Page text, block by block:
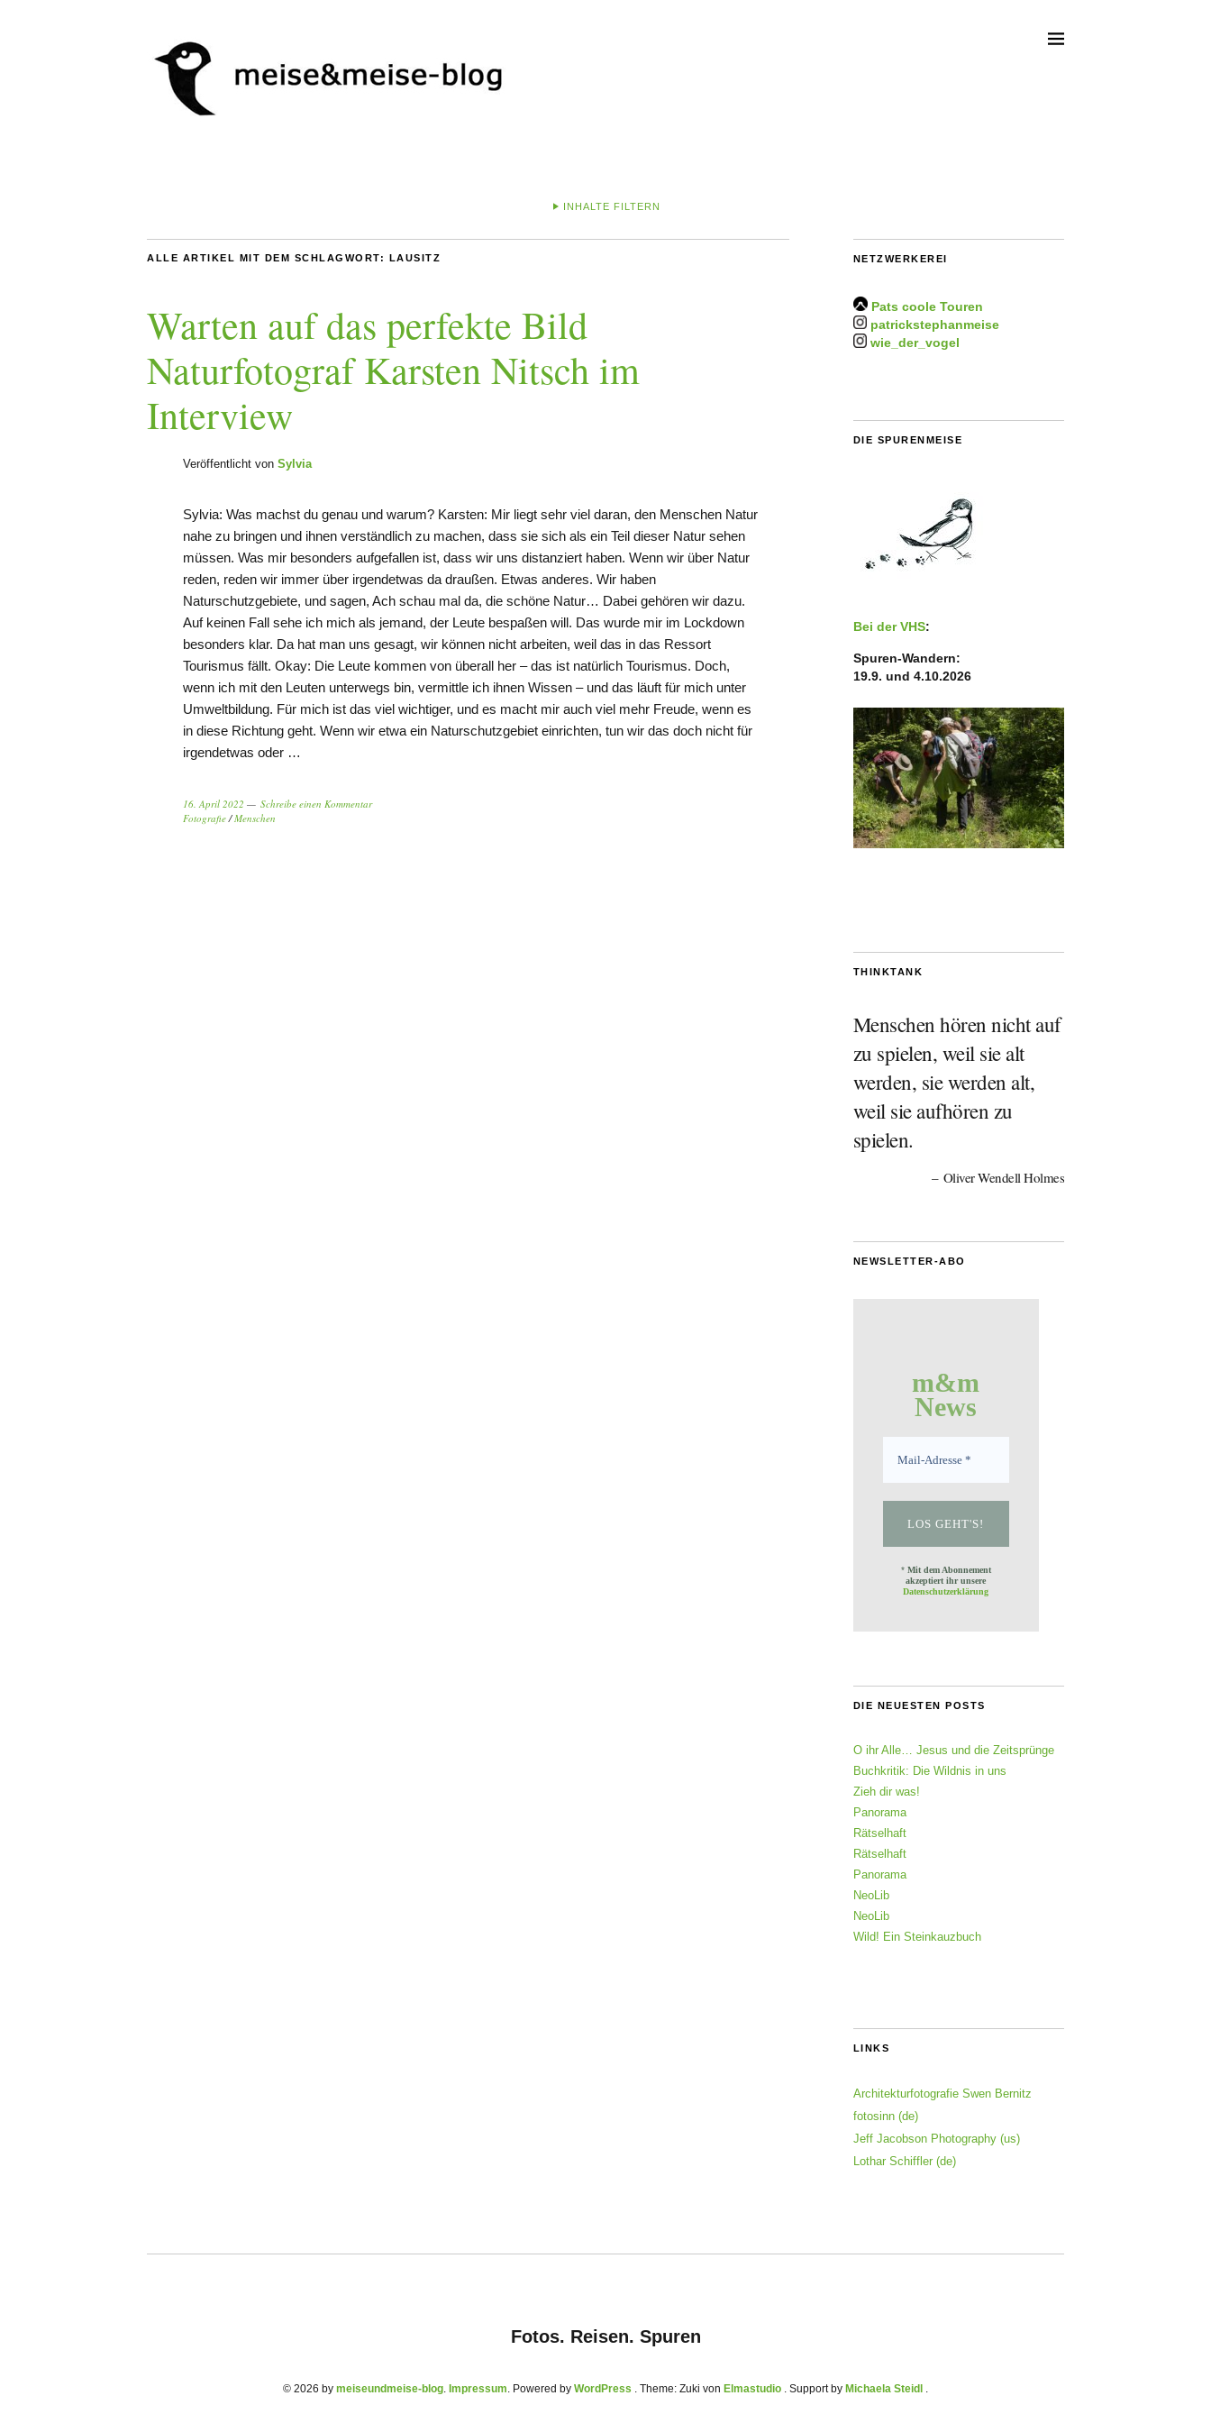
INHALTE FILTERN
ALLE ARTIKEL MIT DEM SCHLAGWORT: LAUSITZ
Warten auf das perfekte Bild
Naturfotograf Karsten Nitsch im
Interview
Veröffentlicht von Sylvia
Sylvia: Was machst du genau und warum? Karsten: Mir liegt sehr viel daran, den Menschen Natur
nahe zu bringen und ihnen verständlich zu machen, dass sie sich als ein Teil dieser Natur sehen
müssen. Was mir besonders aufgefallen ist, dass wir uns distanziert haben. Wenn wir über Natur
reden, reden wir immer über irgendetwas da draußen. Etwas anderes. Wir haben
Naturschutzgebiete, und sagen, Ach schau mal da, die schöne Natur… Dabei gehören wir dazu.
Auf keinen Fall sehe ich mich als jemand, der Leute bespaßen will. Das wurde mir im Lockdown
besonders klar. Da hat man uns gesagt, wir können nicht arbeiten, weil das in das Ressort
Tourismus fällt. Okay: Die Leute kommen von überall her – das ist natürlich Tourismus. Doch,
wenn ich mit den Leuten unterwegs bin, vermittle ich ihnen Wissen – und das läuft für mich unter
Umweltbildung. Für mich ist das viel wichtiger, und es macht mir auch viel mehr Freude, wenn es
in diese Richtung geht. Wenn wir etwa ein Naturschutzgebiet einrichten, tun wir das doch nicht für
irgendetwas oder …
16. April 2022
Schreibe einen Kommentar
Fotografie/Menschen
NETZWERKEREI
Pats coole Touren
patrickstephanmeise
wie_der_vogel
DIE SPURENMEISE
Bei der VHS:
Spuren-Wandern:
19.9. und 4.10.2026
THINKTANK
Menschen hören nicht auf
zu spielen, weil sie alt
werden, sie werden alt,
weil sie aufhören zu
spielen.
Oliver Wendell Holmes
NEWSLETTER-ABO
m&m
News
* Mit dem Abonnement
akzeptiert ihr unsere
Datenschutzerklärung
DIE NEUESTEN POSTS
O ihr Alle… Jesus und die Zeitsprünge
Buchkritik: Die Wildnis in uns
Zieh dir was!
Panorama
Rätselhaft
Rätselhaft
Panorama
NeoLib
NeoLib
Wild! Ein Steinkauzbuch
LINKS
Architekturfotografie Swen Bernitz
fotosinn (de)
Jeff Jacobson Photography (us)
Lothar Schiffler (de)
Fotos. Reisen. Spuren
© 2026 by meiseundmeise-blog Impressum Powered by WordPress Theme: Zuki von Elmastudio . Support by Michaela Steidl